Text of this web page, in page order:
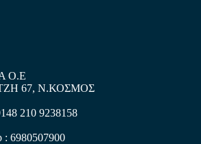
Ο.Ε
67, Ν.ΚΟΣΜΟΣ
210 9238158
: 6980507900